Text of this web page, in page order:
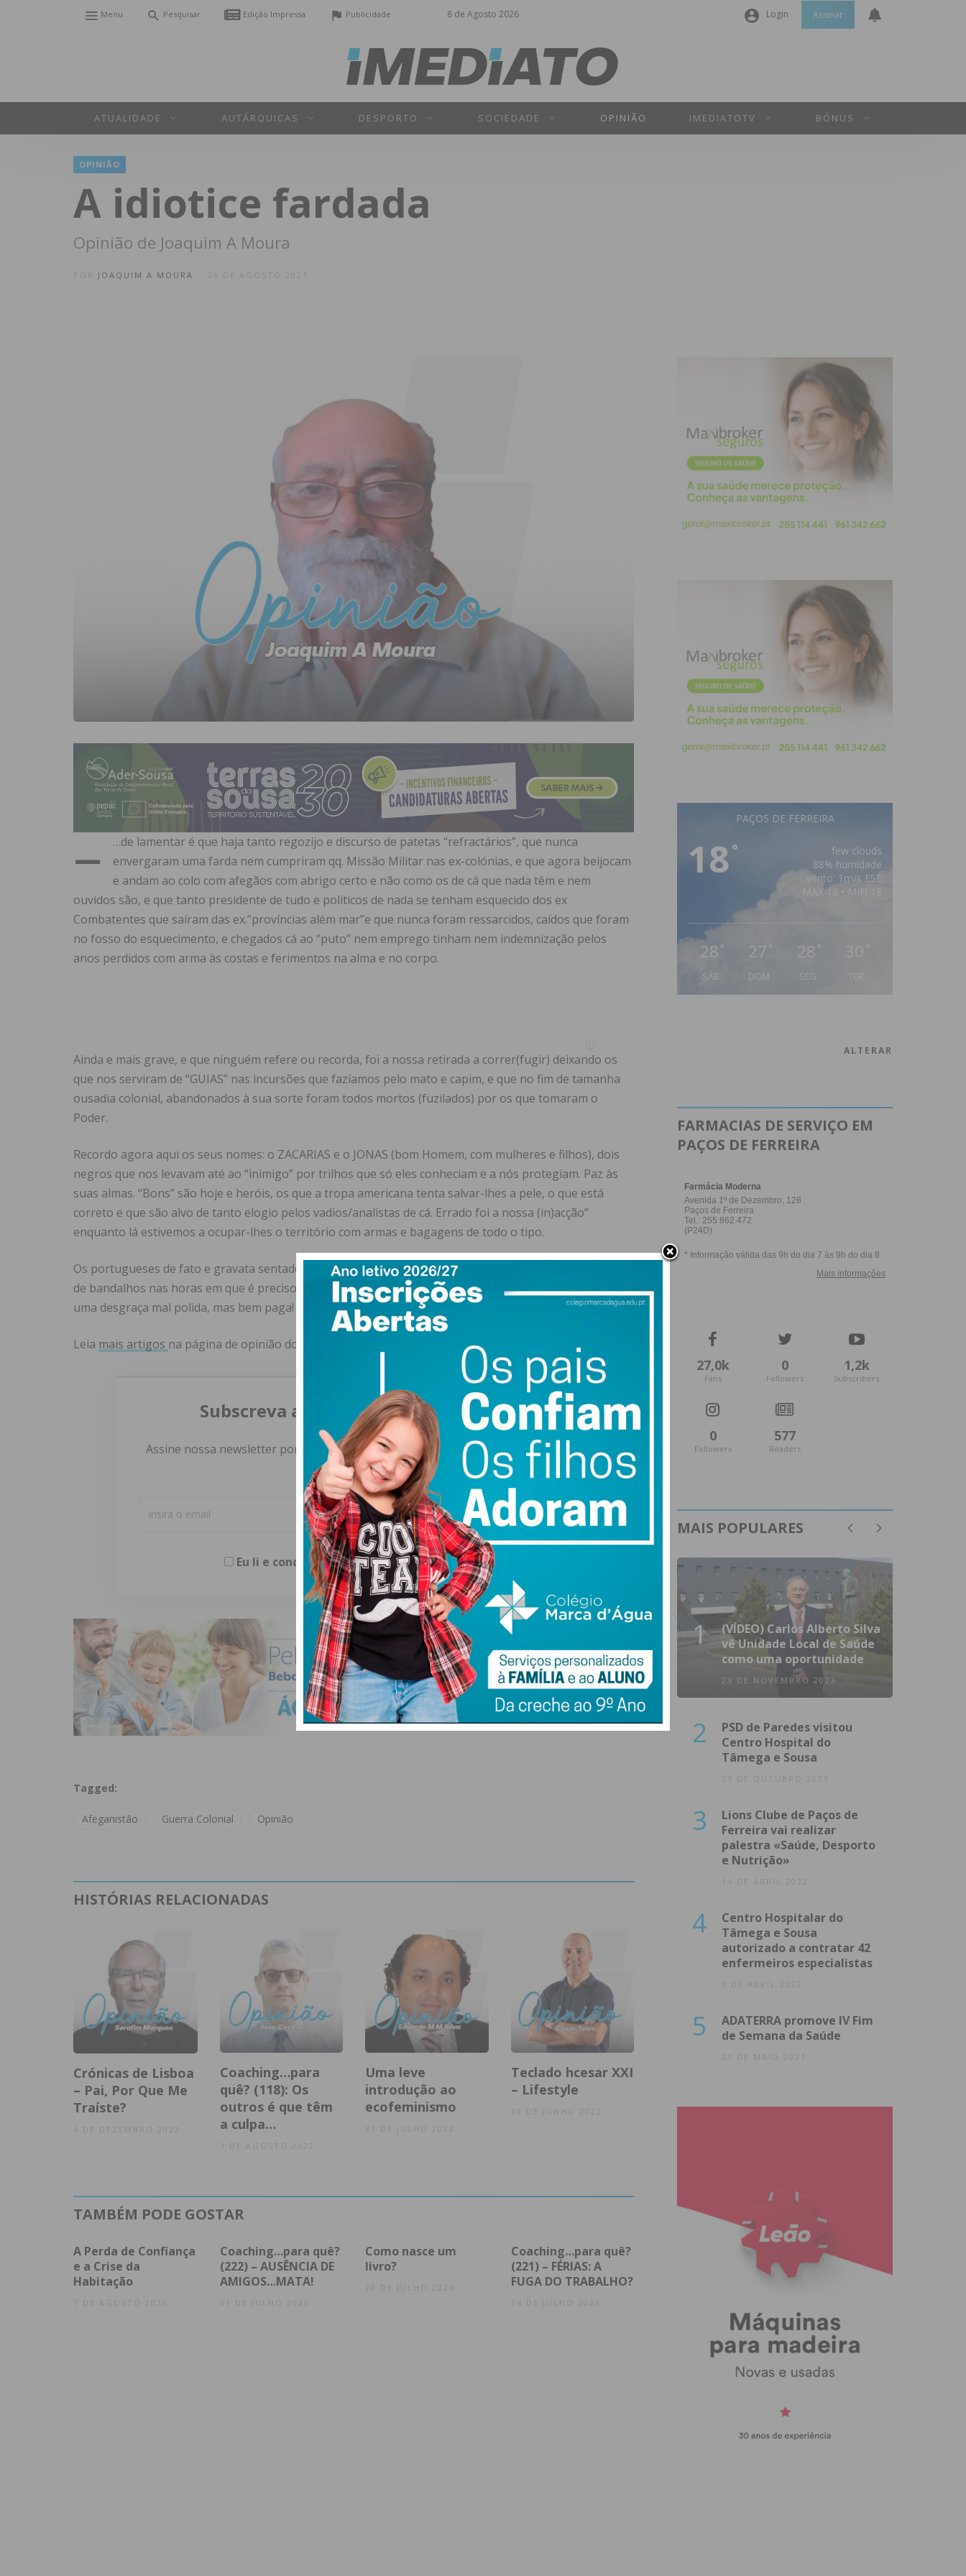
8 de Agosto 2026
Menu Pesquisar Edição Impressa Publicidade Login
Senha
Assinar
ATUALIDADE AUTÁRQUICAS DESPORTO SOCIEDADE OPINIÃO IMEDIATOTV BÓNUS
OPINIÃO
A idiotice fardada
Opinião de Joaquim A Moura
JOAQUIM A MOURA 26 DE AGOSTO 2021
–
…de lamentar é que haja tanto regozijo e discurso de patetas “refractários”, que nunca
envergaram uma farda nem cumpriram qq. Missão Militar nas ex-colónias, e que agora beijocam
e andam ao colo com afegãos com abrigo certo e não como os de cá que nada têm e nem
ouvidos são, e que tanto presidente de tudo e políticos de nada se tenham esquecido dos ex
Combatentes que saíram das ex.”províncias além mar”e que nunca foram ressarcidos, caídos que foram
no fosso do esquecimento, e chegados cá ao “puto” nem emprego tinham nem indemnização pelos
anos perdidos com arma às costas e ferimentos na alma e no corpo.
Ainda e mais grave, e que ninguém refere ou recorda, foi a nossa retirada a correr(fugir) deixando os
que nos serviram de “GUIAS” nas incursões que fazíamos pelo mato e capim, e que no fim de tamanha
ousadia colonial, abandonados à sua sorte foram todos mortos (fuzilados) por os que tomaram o
Poder.
Recordo agora aqui os seus nomes: o ZACARIAS e o JONAS (bom Homem, com mulheres e filhos), dois
negros que nos levavam até ao “inimigo” por trilhos que só eles conheciam e a nós protegiam. Paz às
suas almas. “Bons” são hoje e heróis, os que a tropa americana tenta salvar-lhes a pele, o que está
correto e que são alvo de tanto elogio pelos vadios/analistas de cá. Errado foi a nossa (in)acção”
enquanto lá estivemos a ocupar-lhes o território com armas e bagagens de todo o tipo.
Os portugueses de fato e gravata sentados por Assembleias representativas de alguns, são uma data
de bandalhos nas horas em que é preciso saber fazer “BOA HISTÓRIA”, e nós nesse particular somos
uma desgraça mal polida, mas bem paga!
Leia mais artigos na página de opinião do
Subscreva a newsletter do Imediato
Assine nossa newsletter por e-mail e obtenha de forma regular a informação
atualizada.
Eu li e concordo com ostermos e condições
Tagged:
Afeganistão Guerra Colonial Opinião
HISTÓRIAS RELACIONADAS
Crónicas de Lisboa
– Pai, Por Que Me
Traíste?
4 DE DEZEMBRO 2023
Coaching…para
quê? (118): Os
outros é que têm
a culpa…
3 DE AGOSTO 2022
Uma leve
introdução ao
ecofeminismo
Teclado hcesar XXI
– Lifestyle
TAMBÉM PODE GOSTAR
A Perda de Confiança
e a Crise da
Habitação
7 DE AGOSTO 2026
Coaching…para quê?
(222) – AUSÊNCIA DE
AMIGOS…MATA!
Como nasce um
livro?
Coaching…para quê?
(221) – FÉRIAS: A
FUGA DO TRABALHO?
14 DE JULHO 2026
PAÇOS DE FERREIRA
18°
few clouds
88% humidade
vento: 1m/s ESE
MAX 18 • MIN 18
28 °
SÁB
27 °
DOM
28 °
SEG
30 °
ALTERAR
FARMACIAS DE SERVIÇO EM
PAÇOS DE FERREIRA
27,0k
Fans
0
Followers
1,2k
Subscribers
0
Followers
577
Readers
MAIS POPULARES
1
(VÍDEO) Carlos Alberto Silva
vê Unidade Local de Saúde
como uma oportunidade
23 DE NOVEMBRO 2023
2
PSD de Paredes visitou
Centro Hospital do
Tâmega e Sousa
23 DE OUTUBRO 2023
3
Lions Clube de Paços de
Ferreira vai realizar
palestra «Saúde, Desporto
e Nutrição»
14 DE ABRIL 2022
4
Centro Hospitalar do
Tâmega e Sousa
autorizado a contratar 42
enfermeiros especialistas
8 DE ABRIL 2022
5
ADATERRA promove IV Fim
de Semana da Saúde
21 DE MAIO 2021